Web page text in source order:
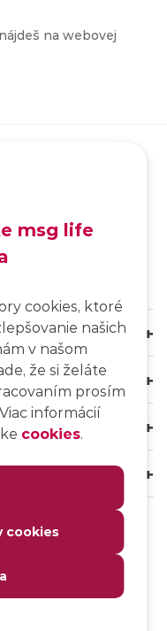
na webovej
msg life
cookies, ktoré
našich
v našom
že si želáte
prosím
informácií
cookies.
cookies